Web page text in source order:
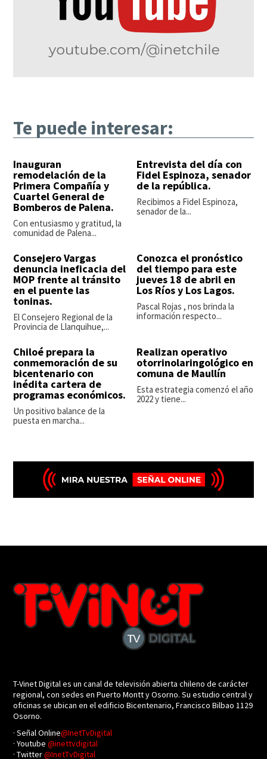
Te puede interesar:
Inauguran
remodelación de la
Primera Compañía y
Cuartel General de
Bomberos de Palena.
Con entusiasmo y gratitud, la
comunidad de Palena...
Entrevista del día con
Fidel Espinoza, senador
de la república.
Recibimos a Fidel Espinoza,
senador de la...
Consejero Vargas
denuncia ineficacia del
MOP frente al tránsito
en el puente las
toninas.
El Consejero Regional de la
Provincia de Llanquihue,...
Conozca el pronóstico
del tiempo para este
jueves 18 de abril en
Los Ríos y Los Lagos.
Pascal Rojas , nos brinda la
información respecto...
Chiloé prepara la
conmemoración de su
bicentenario con
inédita cartera de
programas económicos.
Un positivo balance de la
puesta en marcha...
Realizan operativo
otorrinolaringológico en
comuna de Maullín
Esta estrategia comenzó el año
2022 y tiene...
T-Vinet Digital es un canal de televisión abierta chileno de carácter
regional, con sedes en Puerto Montt y Osorno. Su estudio central y
oficinas se ubican en el edificio Bicentenario, Francisco Bilbao 1129
Osorno.
· Señal Online@InetTvDigital
· Youtube@inettvdigital
· Twitter@InetTvDigital